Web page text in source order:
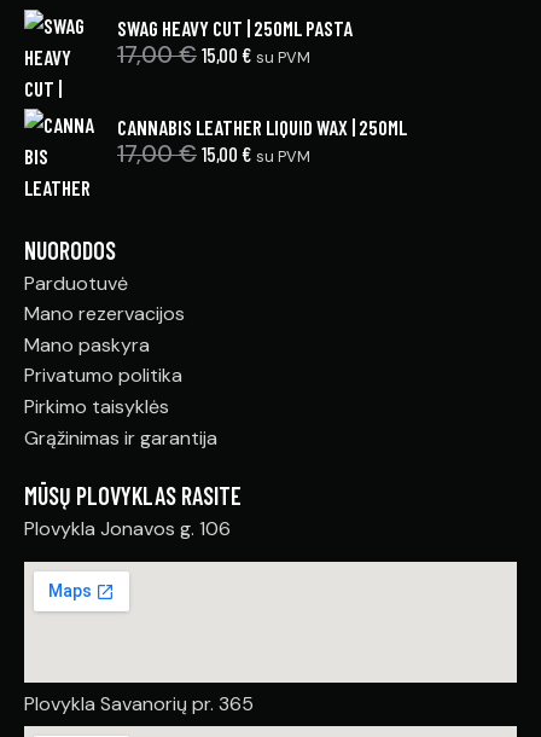
SWAG HEAVY CUT | 250ML PASTA
17,00€ 15,00 € su PVM
CANNABIS LEATHER LIQUID WAX | 250ML
17,00€ 15,00 € su PVM
NUORODOS
Parduotuvė
Mano rezervacijos
Mano paskyra
Privatumo politika
Pirkimo taisyklės
Grąžinimas ir garantija
MŪSŲ PLOVYKLAS RASITE
Plovykla Jonavos g. 106
Plovykla Savanorių pr. 365